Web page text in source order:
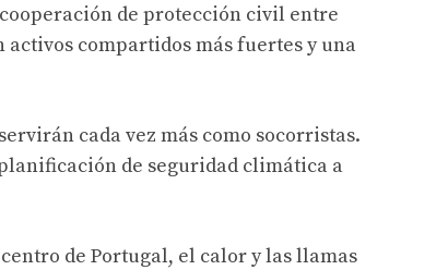
de protección civil entre
compartidos más fuertes y una
cada vez más como socorristas.
de seguridad climática a
de Portugal, el calor y las llamas